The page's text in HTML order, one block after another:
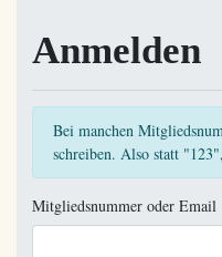
Anmelden
Bei manchen
schreiben. Also statt
Mitgliedsnummer oder Email